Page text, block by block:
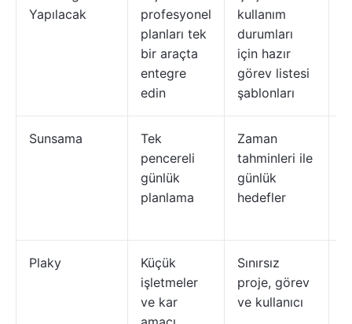
Yapılacak
profesyonel
planları tek
bir araçta
entegre
edin
kullanım
durumları
için hazır
görev listesi
şablonları
Sunsama
Tek
pencereli
günlük
planlama
Zaman
tahminleri ile
günlük
hedefler
Plaky
Küçük
işletmeler
ve kar
Sınırsız
proje, görev
ve kullanıcı